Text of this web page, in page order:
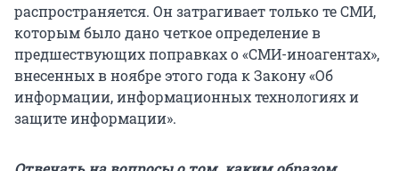
распространяется. Он затрагивает только те СМИ,
которым было дано четкое определение в
предшествующих поправках о «СМИ-иноагентах»,
внесенных в ноябре этого года к Закону «Об
информации, информационных технологиях и
защите информации».